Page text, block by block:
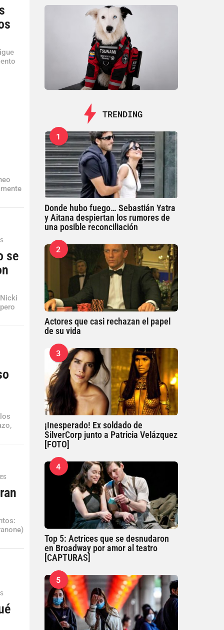
se
TRENDING
1
Donde hubo fuego… Sebastián Yatra
y Aitana despiertan los rumores de
una posible reconciliación
2
Actores que casi rechazan el papel
de su vida
3
¡Inesperado! Ex soldado de
SilverCorp junto a Patricia Velázquez
[FOTO]
4
Top 5: Actrices que se desnudaron
en Broadway por amor al teatro
[CAPTURAS]
5